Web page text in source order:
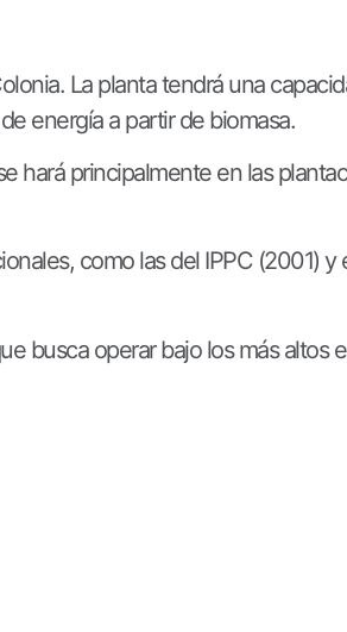
La planta tendrá una
energía a partir de biomasa.
hará principalmente en las
como las del IPPC (2001) y
busca operar bajo los más altos